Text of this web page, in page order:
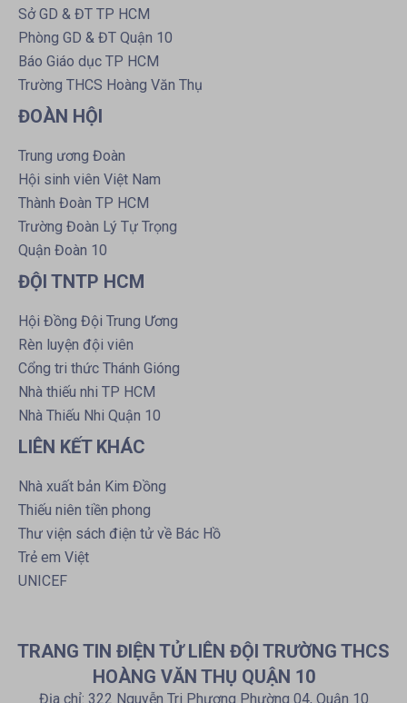
Sở GD & ĐT TP HCM
Phòng GD & ĐT Quận 10
Báo Giáo dục TP HCM
Trường THCS Hoàng Văn Thụ
ĐOÀN HỘI
Trung ương Đoàn
Hội sinh viên Việt Nam
Thành Đoàn TP HCM
Trường Đoàn Lý Tự Trọng
Quận Đoàn 10
ĐỘI TNTP HCM
Hội Đồng Đội Trung Ương
Rèn luyện đội viên
Cổng tri thức Thánh Gióng
Nhà thiếu nhi TP HCM
Nhà Thiếu Nhi Quận 10
LIÊN KẾT KHÁC
Nhà xuất bản Kim Đồng
Thiếu niên tiền phong
Thư viện sách điện tử về Bác Hồ
Trẻ em Việt
UNICEF
TRANG TIN ĐIỆN TỬ LIÊN ĐỘI TRƯỜNG THCS
HOÀNG VĂN THỤ QUẬN 10
Địa chỉ: 322 Nguyễn Tri Phương Phường 04, Quận 10